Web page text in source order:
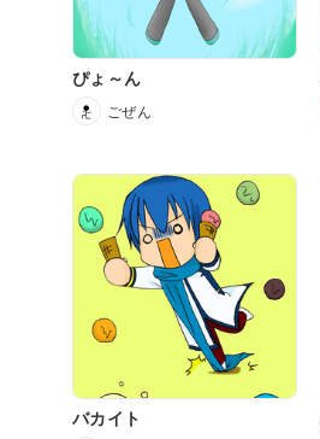
ぴょ～ん
ごぜん
バカイト